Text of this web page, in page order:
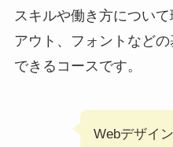
スキルや働き方につい
アウト、フォントなど
できるコースです。
Webデザイ